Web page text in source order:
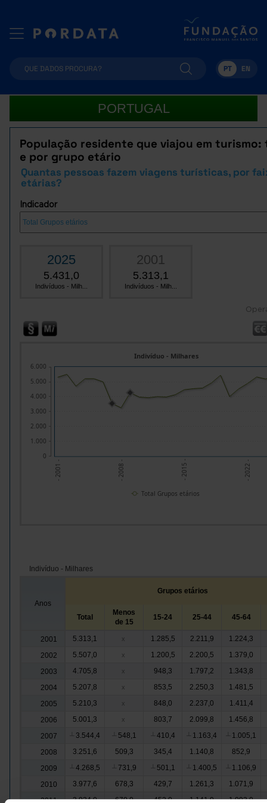
PT EN
PORTUGAL
População residente que viajou em
e por grupo etário
Quantas pessoas fazem viagens turísticas, por
etárias?
Indicador
2025
5.431,0
Indivíduos - Milh...
2001
5.313,1
Indivíduos - Milh...
- 2001 - - 2008 - - 2015 - - 2022 -
Indivíduo - Milhares
0
1.000
2.000
3.000
4.000
5.000
6.000
Total Grupos etários
Indivíduo - Milhares
Anos
Grupos etários
Total
Menos
de 15
15-24 25-44 45-64
2001 5.313,1 x 1.285,5 2.211,9
1.224,3
2002
5.507,0 x 1.200,5 2.200,5
1.379,0
2003
4.705,8 x 948,3 1.797,2
1.343,8
2004
5.207,8 x 853,5 2.250,3
1.481,5
2005
5.210,3 x 848,0 2.237,0
1.411,4
2006
5.001,3 x 803,7 2.099,8
1.456,8
2007
3.544,4 548,1 410,4 1.163,4
1.005,1
2008
3.251,6 509,3 345,4 1.140,8
852,9
2009
4.268,5 731,9 501,1 1.400,5
1.106,9
2010
3.977,6 678,3 429,7 1.261,3
1.071,9
2011
3.934,0 670,0 452,0 1.141,0
1.093,0